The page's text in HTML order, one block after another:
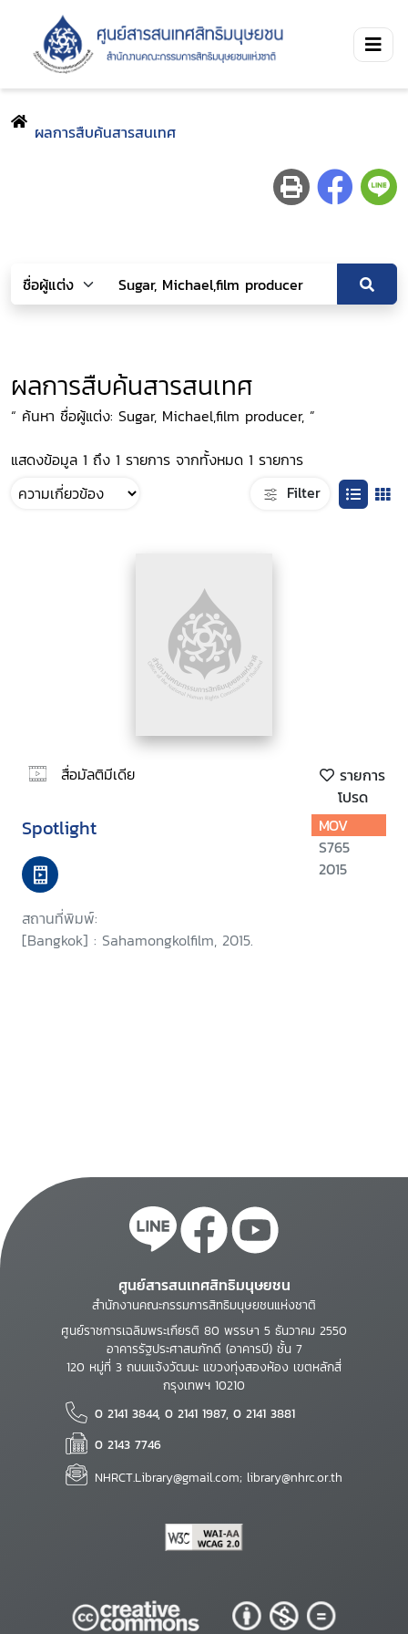
ผลการสืบค้นสารสนเทศ
ผลการสืบค้นสารสนเทศ
“ ค้นหา ชื่อผู้แต่ง: Sugar, Michael,film producer, ”
แสดงข้อมูล 1 ถึง 1 รายการ จากทั้งหมด 1 รายการ
Filter
สื่อมัลติมีเดีย
รายการ
โปรด
Spotlight
สถานที่พิมพ์:
[Bangkok] : Sahamongkolfilm, 2015.
MOV
S765
2015
ศูนย์สารสนเทศสิทธิมนุษยชน
สำนักงานคณะกรรมการสิทธิมนุษยชนแห่งชาติ
ศูนย์ราชการเฉลิมพระเกียรติ 80 พรรษา 5 ธันวาคม 2550
อาคารรัฐประศาสนภักดี (อาคารบี) ชั้น 7
120 หมู่ที่ 3 ถนนแจ้งวัฒนะ แขวงทุ่งสองห้อง เขตหลักสี่
กรุงเทพฯ 10210
0 2141 3844, 0 2141 1987, 0 2141 3881
0 2143 7746
NHRCT.Library@gmail.com; library@nhrc.or.th